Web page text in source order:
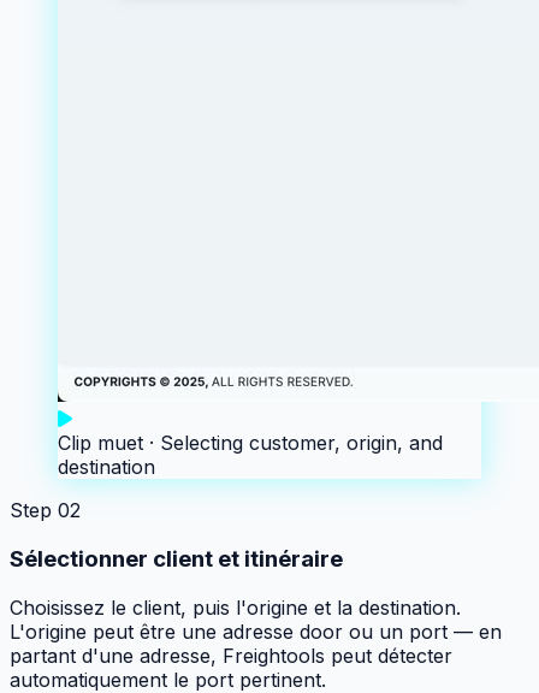
Clip muet · Selecting customer, origin, and
destination
Step 02
Sélectionner client et itinéraire
Choisissez le client, puis l'origine et la destination.
L'origine peut être une adresse door ou un port — en
partant d'une adresse, Freightools peut détecter
automatiquement le port pertinent.